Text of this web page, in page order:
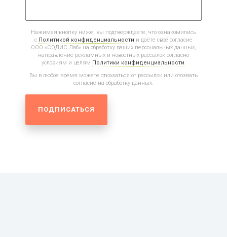
Нажимая кнопку ниже, вы подтверждаете, что ознакомились
с Политикой конфиденциальности и даёте своё согласие
ООО «СОДИС Лаб» на обработку ваших персональных данных,
направление рекламных и новостных рассылок согласно
условиям и целям Политики конфиденциальности.
Вы в любое время можете отказаться от рассылок или отозвать
согласие на обработку данных.